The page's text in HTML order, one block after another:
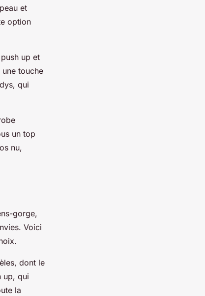
et
option
up et
touche
qui
un top
nu,
gorge,
Voici
dont le
up, qui
la